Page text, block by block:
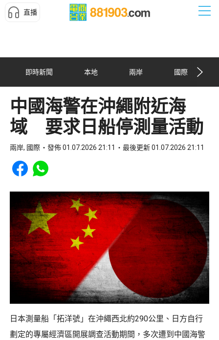
直播
即時新聞 本地 兩岸 國際
中國海警在沖繩附近海
域 要求日船停測量活動
兩岸, 國際 發佈 01.07.2026 21:11 最後更新 01.07.2026 21:11
Share to Facebook
Share to WhatsApp
日本測量船「拓洋號」在沖繩西北約290公里、日方自行
劃定的專屬經濟區開展調查活動期間，多次遭到中國海警